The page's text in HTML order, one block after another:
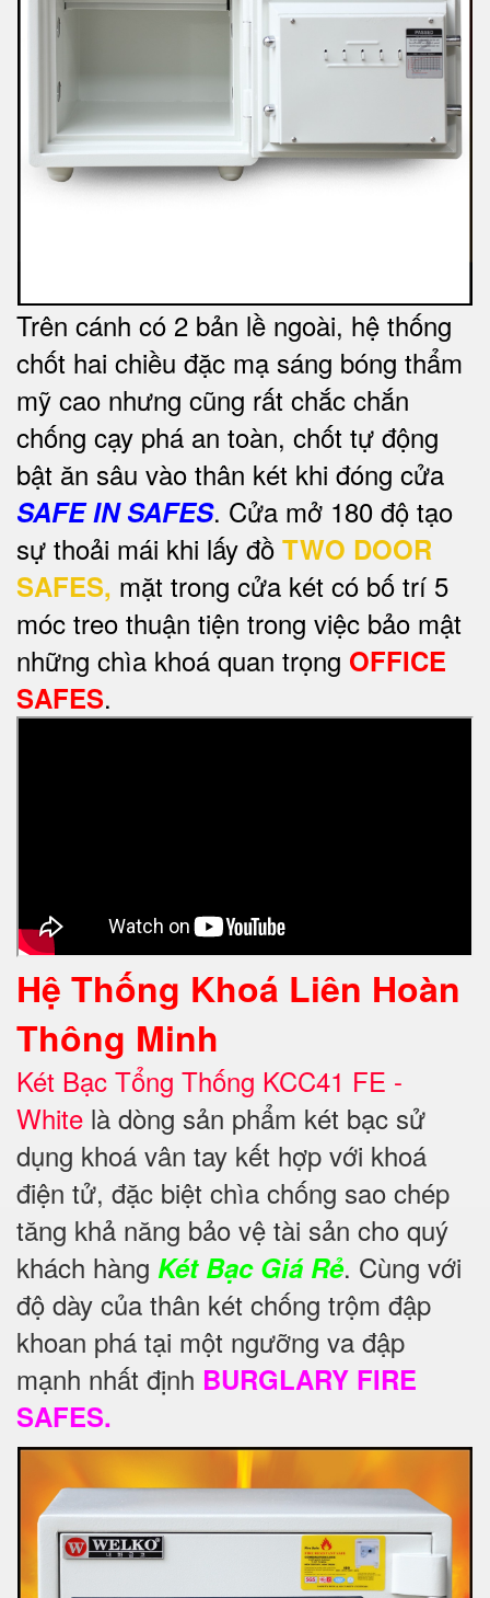
Trên cánh có 2 bản lề ngoài, hệ thống
chốt hai chiều đặc mạ sáng bóng thẩm
mỹ cao nhưng cũng rất chắc chắn
chống cạy phá an toàn, chốt tự động
bật ăn sâu vào thân két khi đóng cửa
SAFE IN SAFES. Cửa mở 180 độ tạo
sự thoải mái khi lấy đồ TWO DOOR
SAFES, mặt trong cửa két có bố trí 5
móc treo thuận tiện trong việc bảo mật
những chìa khoá quan trọng OFFICE
SAFES.
Hệ Thống Khoá Liên Hoàn
Thông Minh
Két Bạc Tổng Thống KCC41 FE -
White là dòng sản phẩm két bạc sử
dụng khoá vân tay kết hợp với khoá
điện tử, đặc biệt chìa chống sao chép
tăng khả năng bảo vệ tài sản cho quý
khách hàng Két Bạc Giá Rẻ. Cùng với
độ dày của thân két chống trộm đập
khoan phá tại một ngưỡng va đập
mạnh nhất định BURGLARY FIRE
SAFES.